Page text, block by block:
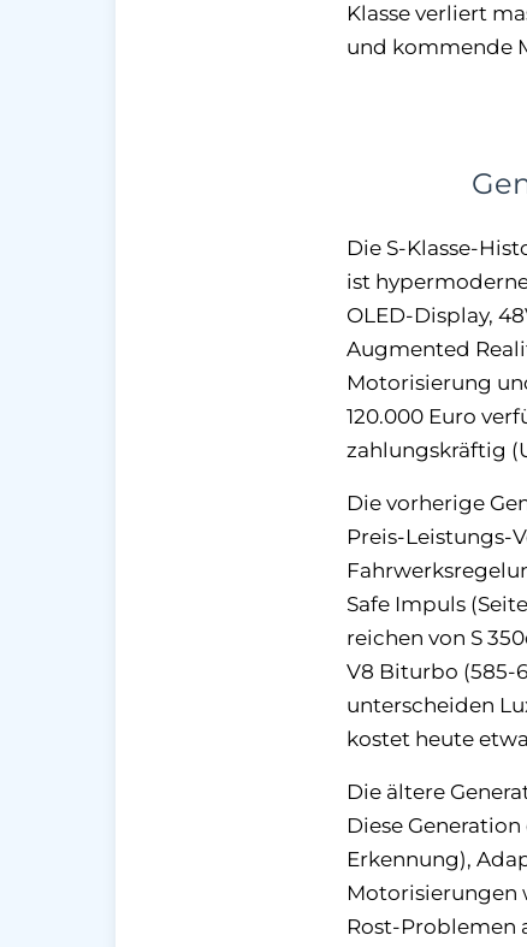
Klasse verliert
und kommende
Die S-Klasse-
ist
OLED-Display,
Augmented
Motorisierung
120.000 Euro
zahlungskräftig
Die vorherige
Preis-Leistungs-
Safe Impuls
reichen von S
V8 Biturbo (585-
unterscheiden
kostet heute
Die ältere
Diese
Erkennung),
Motorisierungen
Rost-Problemen